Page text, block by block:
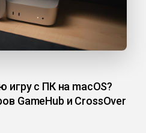
игру с ПК на macOS?
GameHub и CrossOver